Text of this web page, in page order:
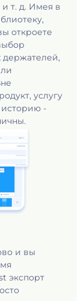
т. д. Имея в
откроете
держателей,
услугу
историю -
и вы
экспорт